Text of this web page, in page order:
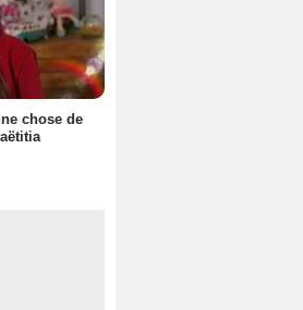
chose de